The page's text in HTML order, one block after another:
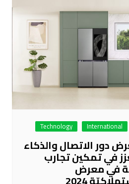
International
Technology
دور الاتصال والذكاء
في تمكين تجارب
في معرض